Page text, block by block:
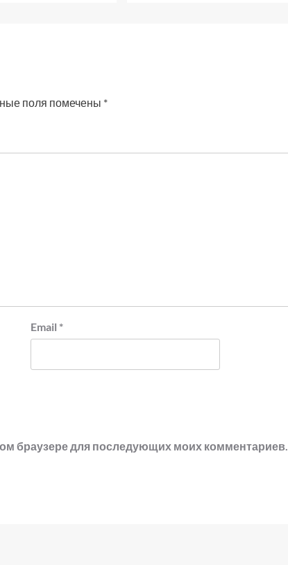
поля помечены *
Email *
браузере для последующих моих комментариев.